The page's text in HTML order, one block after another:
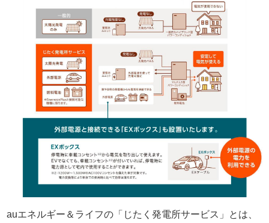
auエネルギー＆ライフの「じたく発電所サービス」とは、